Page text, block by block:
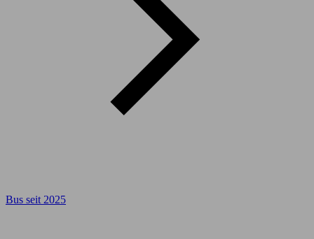
Bus seit 2025